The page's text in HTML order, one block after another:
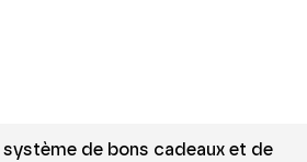
système de bons cadeaux et de